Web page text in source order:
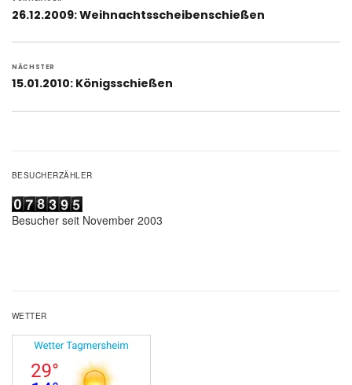
Vorheriger
26.12.2009: Weihnachtsscheibenschießen
NÄCHSTER
Nächster
15.01.2010: Königsschießen
BESUCHERZÄHLER
Besucher seit November 2003
WETTER